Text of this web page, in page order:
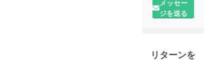
メッセー
ジを送る
リターンを